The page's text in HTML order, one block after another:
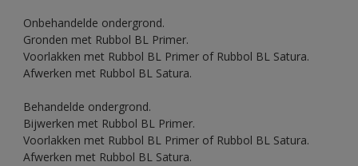
Onbehandelde ondergrond.
Gronden met Rubbol BL Primer.
Voorlakken met Rubbol BL Primer of Rubbol BL Satura.
Afwerken met Rubbol BL Satura.
Behandelde ondergrond.
Bijwerken met Rubbol BL Primer.
Voorlakken met Rubbol BL Primer of Rubbol BL Satura.
Afwerken met Rubbol BL Satura.